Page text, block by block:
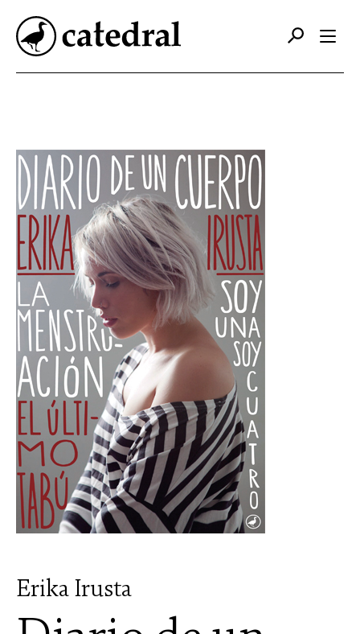
Autores
Editorial
Foreign Rights
Contacto
Erika Irusta